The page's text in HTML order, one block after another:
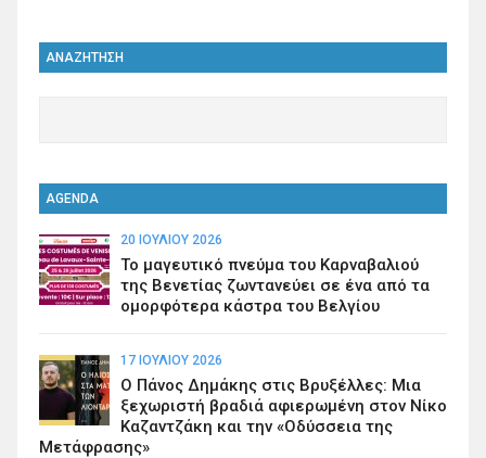
ΑΝΑΖΗΤΗΣΗ
AGENDA
20 ΙΟΥΛΊΟΥ 2026
Το μαγευτικό πνεύμα του Καρναβαλιού
της Βενετίας ζωντανεύει σε ένα από τα
ομορφότερα κάστρα του Βελγίου
17 ΙΟΥΛΊΟΥ 2026
Ο Πάνος Δημάκης στις Βρυξέλλες: Μια
ξεχωριστή βραδιά αφιερωμένη στον Νίκο
Καζαντζάκη και την «Οδύσσεια της
Μετάφρασης»